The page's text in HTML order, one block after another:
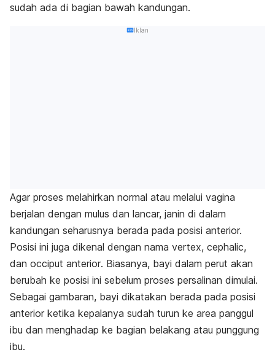
sudah ada di bagian bawah kandungan.
Iklan
Agar proses melahirkan normal atau melalui vagina
berjalan dengan mulus dan lancar, janin di dalam
kandungan seharusnya berada pada posisi anterior.
Posisi ini juga dikenal dengan nama vertex, cephalic,
dan occiput anterior. Biasanya, bayi dalam perut akan
berubah ke posisi ini sebelum proses persalinan dimulai.
Sebagai gambaran, bayi dikatakan berada pada posisi
anterior ketika kepalanya sudah turun ke area panggul
ibu dan menghadap ke bagian belakang atau punggung
ibu.